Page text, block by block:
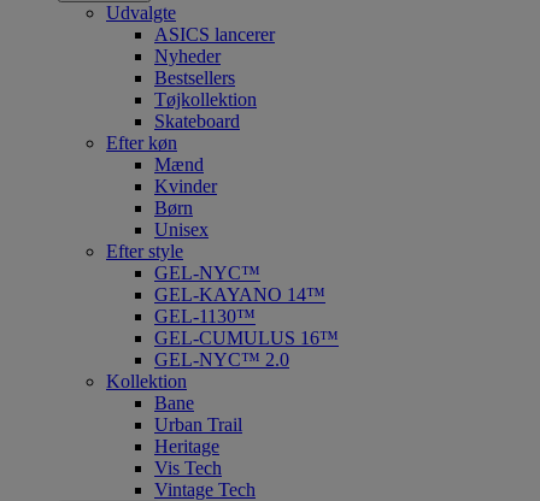
Udvalgte
ASICS lancerer
Nyheder
Bestsellers
Tøjkollektion
Skateboard
Efter køn
Mænd
Kvinder
Børn
Unisex
Efter style
GEL-NYC™
GEL-KAYANO 14™
GEL-1130™
GEL-CUMULUS 16™
GEL-NYC™ 2.0
Kollektion
Bane
Urban Trail
Heritage
Vis Tech
Vintage Tech